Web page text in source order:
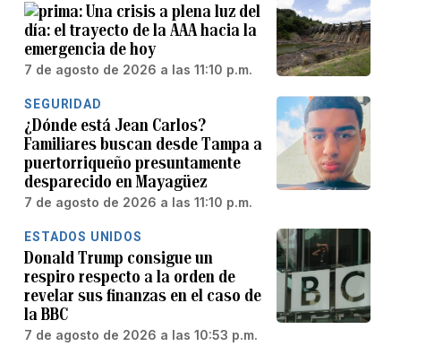
Una crisis a plena luz del
día: el trayecto de la AAA hacia la
emergencia de hoy
7 de agosto de 2026 a las 11:10 p.m.
SEGURIDAD
¿Dónde está Jean Carlos?
Familiares buscan desde Tampa a
puertorriqueño presuntamente
desparecido en Mayagüez
7 de agosto de 2026 a las 11:10 p.m.
ESTADOS UNIDOS
Donald Trump consigue un
respiro respecto a la orden de
revelar sus finanzas en el caso de
la BBC
7 de agosto de 2026 a las 10:53 p.m.